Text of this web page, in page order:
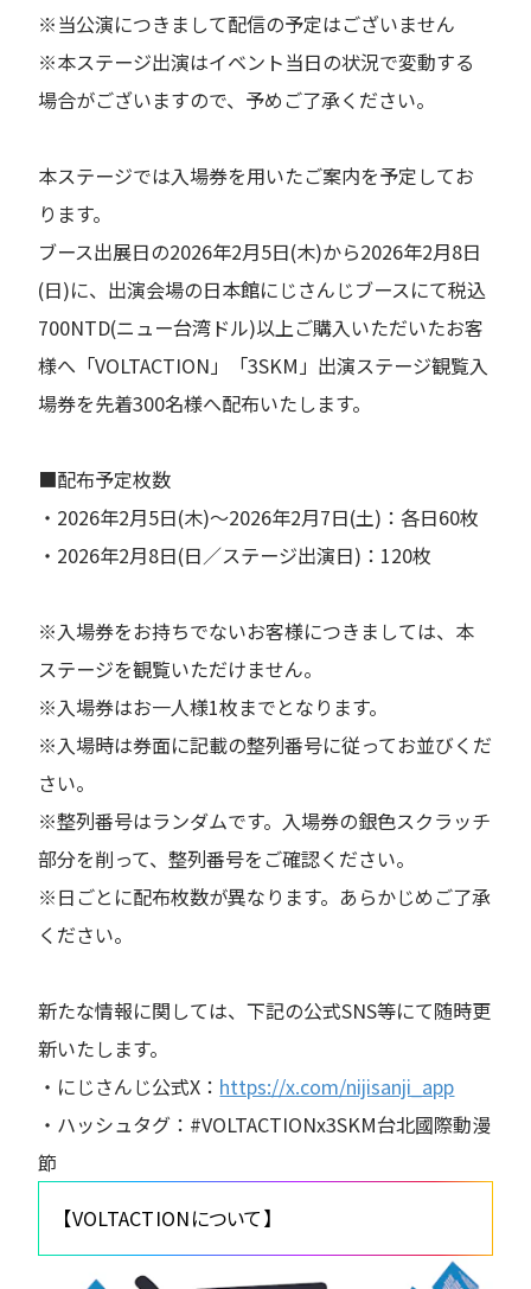
※当公演につきまして配信の予定はございません
※本ステージ出演はイベント当日の状況で変動する
場合がございますので、予めご了承ください。
本ステージでは入場券を用いたご案内を予定してお
ります。
ブース出展日の2026年2月5日(木)から2026年2月8日
(日)に、出演会場の日本館にじさんじブースにて税込
700NTD(ニュー台湾ドル)以上ご購入いただいたお客
様へ「VOLTACTION」「3SKM」出演ステージ観覧入
場券を先着300名様へ配布いたします。
■配布予定枚数
・2026年2月5日(木)〜2026年2月7日(土)：各日60枚
・2026年2月8日(日／ステージ出演日)：120枚
※入場券をお持ちでないお客様につきましては、本
ステージを観覧いただけません。
※入場券はお一人様1枚までとなります。
※入場時は券面に記載の整列番号に従ってお並びくだ
さい。
※整列番号はランダムです。入場券の銀色スクラッチ
部分を削って、整列番号をご確認ください。
※日ごとに配布枚数が異なります。あらかじめご了承
ください。
新たな情報に関しては、下記の公式SNS等にて随時更
新いたします。
・にじさんじ公式X： https://x.com/nijisanji_app
・ハッシュタグ：#VOLTACTIONx3SKM台北國際動漫
節
【VOLTACTIONについて】